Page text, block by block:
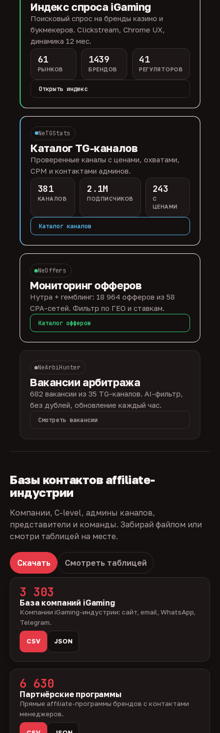
Индекс спроса iGaming
Поисковый спрос на бренды казино и
букмекеров. Clickstream, Chrome UX,
динамика 12 мес.
61
РЫНКОВ
1439
БРЕНДОВ
41
РЕГУЛЯТОРОВ
Открыть индекс
NeTGStats
Каталог TG-каналов
Проверенные каналы с ценами, охватами,
CPM и контактами админов.
381
КАНАЛОВ
2.1M
ПОДПИСЧИКОВ
243
С
ЦЕНАМИ
Каталог каналов
NeOffers
Мониторинг офферов
Нутра + гемблинг: 18 964 офферов из 58
CPA-сетей. Фильтр по ГЕО и ставкам.
Каталог офферов
NeArbiHunter
Вакансии арбитража
682 вакансии из 35 TG-каналов. AI-фильтр,
без дублей, обновление каждый час.
Смотреть вакансии
Базы контактов affiliate-
индустрии
Компании, C-level, админы каналов,
представители и команды. Забирай файлом или
смотри таблицей на месте.
Скачать Смотреть таблицей
3 303
База компаний iGaming
Компании iGaming-индустрии: сайт, email, WhatsApp,
Telegram.
CSV JSON
6 630
Партнёрские программы
Прямые affiliate-программы брендов с контактами
менеджеров.